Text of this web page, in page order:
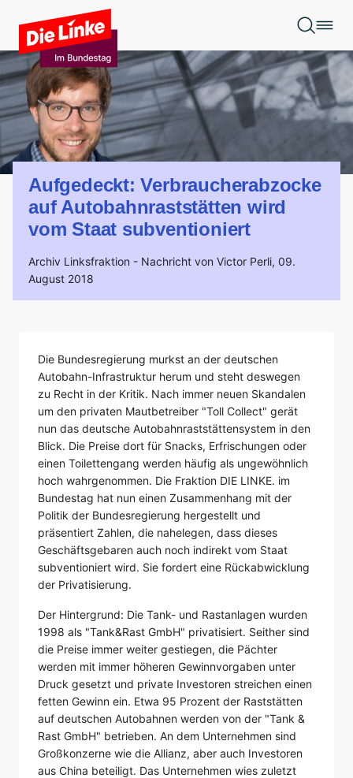
Zum Hauptinhalt springen
Aufgedeckt: Verbraucherabzocke
auf Autobahnraststätten wird
vom Staat subventioniert
Archiv Linksfraktion - Nachricht von Victor Perli, 09.
August 2018
Die Bundesregierung murkst an der deutschen
Autobahn-Infrastruktur herum und steht deswegen
zu Recht in der Kritik. Nach immer neuen Skandalen
um den privaten Mautbetreiber "Toll Collect" gerät
nun das deutsche Autobahnraststättensystem in den
Blick. Die Preise dort für Snacks, Erfrischungen oder
einen Toilettengang werden häufig als ungewöhnlich
hoch wahrgenommen. Die Fraktion DIE LINKE. im
Bundestag hat nun einen Zusammenhang mit der
Politik der Bundesregierung hergestellt und
präsentiert Zahlen, die nahelegen, dass dieses
Geschäftsgebaren auch noch indirekt vom Staat
subventioniert wird. Sie fordert eine Rückabwicklung
der Privatisierung.
Der Hintergrund: Die Tank- und Rastanlagen wurden
1998 als "Tank&Rast GmbH" privatisiert. Seither sind
die Preise immer weiter gestiegen, die Pächter
werden mit immer höheren Gewinnvorgaben unter
Druck gesetzt und private Investoren streichen einen
fetten Gewinn ein. Etwa 95 Prozent der Raststätten
auf deutschen Autobahnen werden von der "Tank &
Rast GmbH" betrieben. An dem Unternehmen sind
Großkonzerne wie die Allianz, aber auch Investoren
aus China beteiligt. Das Unternehmen wies zuletzt